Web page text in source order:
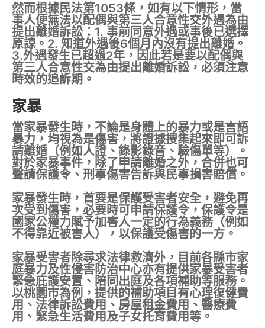
然而根據民法第1053條，如有以下情形，當
事人便無法以配偶與第三人合意性交外遇為由
提出離婚訴訟：1. 事前同意外遇或事後已選擇
原諒。2. 知道外遇後6個月內沒有提出離婚。
3.外遇發生已超過2年，因此若是要以配偶與
第三人合意性交為由提出離婚訴訟，必須注意
時效的追訴期。
家暴
當家暴發生時，不論是身體上的暴力或是言語
暴力，均視為是傷害，將證據搜集起來即可訴
請離婚（例如人證、錄影錄音、驗傷單等）。
對於家暴事件，除了申請離婚之外，合併也可
聲請保護令、刑事傷害告訴與民事損害賠償。
家暴發生時，首要是保護受害者安全，避免再
次受到傷害，必要時可申請保護令，保護令是
國家公權力賦予加害人一定的行為義務（例如
不得靠近被害人），以保護受傷害的一方。
家暴受害者除尋求法律救濟外，目前各縣市家
庭暴力及性侵害防治中心亦有提供家暴受害者
緊急庇護安置、陪同出庭及各項補助等服務。
以桃園市為例，提供的補助項目有心理復健費
用、法律訴訟費用、房屋租金費用、醫療費
用、緊急生活費用及子女托育費用等。